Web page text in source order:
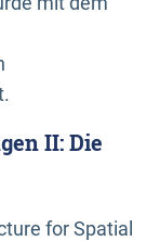
II: Die
for Spatial